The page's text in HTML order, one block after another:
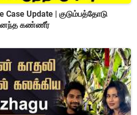
Case Update | குடும்பத்தோடு
ஆனந்த கண்ணீர்